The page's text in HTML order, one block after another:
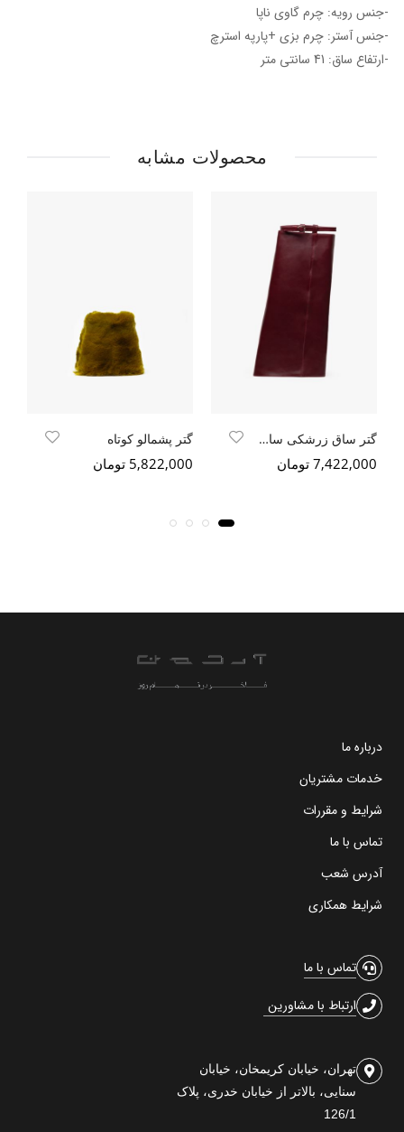
-جنس رویه: چرم گاوی ناپا
-جنس آستر: چرم بزی +پارپه استرچ
-ارتفاع ساق: 41 سانتی متر
محصولات مشابه
گتر ساق زرشکی سافتی طبیعی
7,422,000 تومان
گتر پشمالو کوتاه
5,822,000 تومان
درباره ما
خدمات مشتریان
شرایط و مقررات
تماس با ما
آدرس شعب
شرایط همکاری
تماس با ما
ارتباط با مشاورین
تهران، خیابان کریمخان، خیابان
سنایی، بالاتر از خیابان خدری، پلاک
126/1